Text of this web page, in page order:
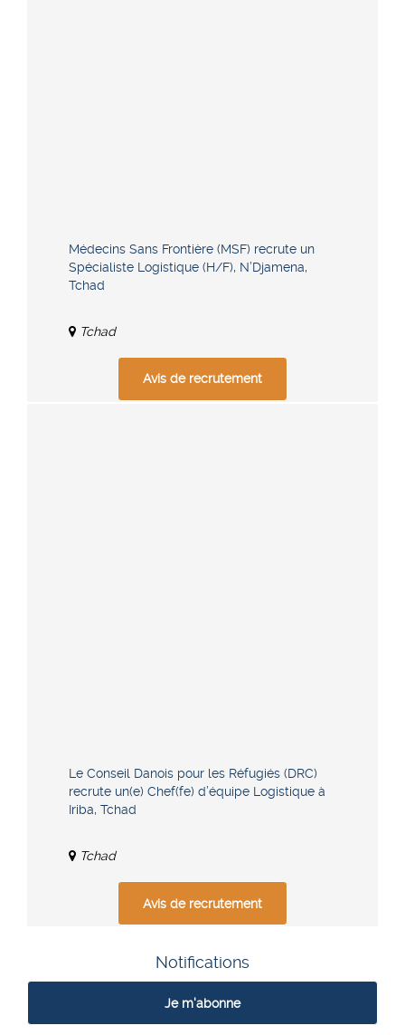
Médecins Sans Frontière (MSF) recrute un
Spécialiste Logistique (H/F), N’Djamena,
Tchad
Tchad
Avis de recrutement
Le Conseil Danois pour les Réfugiés (DRC)
recrute un(e) Chef(fe) d’équipe Logistique à
Iriba, Tchad
Tchad
Avis de recrutement
Notifications
Je m'abonne